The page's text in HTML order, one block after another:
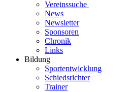
Vereinssuche
News
Newsletter
Sponsoren
Chronik
Links
Bildung
Sportentwicklung
Schiedsrichter
Trainer